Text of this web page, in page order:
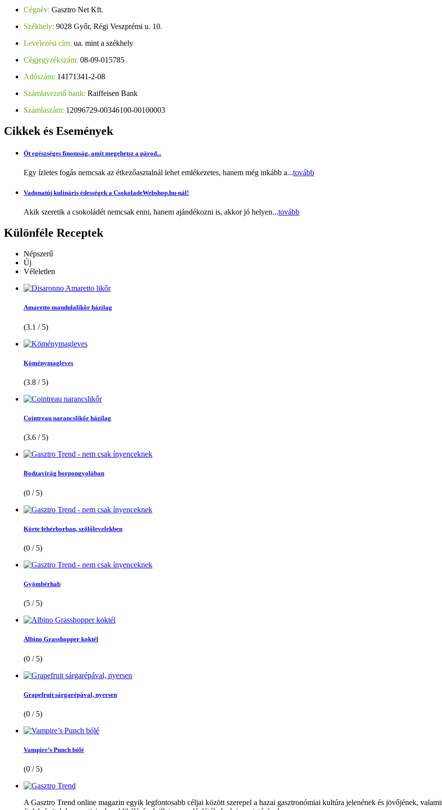
Cégnév: Gasztro Net Kft.
Székhely: 9028 Győr, Régi Veszprémi u. 10.
Levelezési cím: ua. mint a székhely
Cégjegyzékszám: 08-09-015785
Adószám: 14171341-2-08
Számlavezető bank: Raiffeisen Bank
Számlaszám: 12096729-00346100-00100003
Cikkek és Események
Öt egészséges finomság, amit megehetsz a párod...
Egy ízletes fogás nemcsak az étkezőasztalnál lehet emlékezetes, hanem még inkább a...tovább
Vadonatúj kulináris édességek a CsokoladeWebshop.hu-nál!
Akik szeretik a csokoládét nemcsak enni, hanem ajándékozni is, akkor jó helyen...tovább
Különféle Receptek
Népszerű
Új
Véleletlen
Amaretto mandulalikőr házilag
(3.1 / 5)
Köménymagleves
(3.8 / 5)
Cointreau narancslikőr házilag
(3.6 / 5)
Bodzavirág borpongyolában
(0 / 5)
Körte fehérborban, szőlőlevelekben
(0 / 5)
Gyömbérhab
(5 / 5)
Albino Grasshopper koktél
(0 / 5)
Grapefruit sárgarépával, nyersen
(0 / 5)
Vampire’s Punch bólé
(0 / 5)
A Gasztro Trend online magazin egyik legfontosabb céljai között szerepel a hazai gasztronómiai kultúra jelenének és jövőjének,